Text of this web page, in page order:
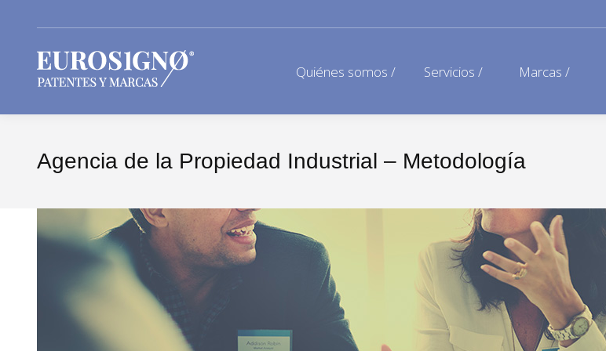
Quiénes somos / Servicios / Marcas /
Agencia de la Propiedad Industrial – Metodología